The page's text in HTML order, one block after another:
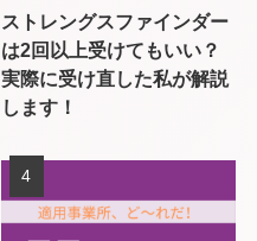
ストレングスファインダー
は2回以上受けてもいい？
実際に受け直した私が解説
します！